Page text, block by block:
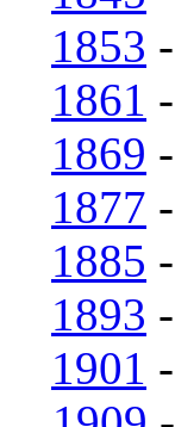
1853 -
1861 -
1869 -
1877 -
1885 -
1893 -
1901 -